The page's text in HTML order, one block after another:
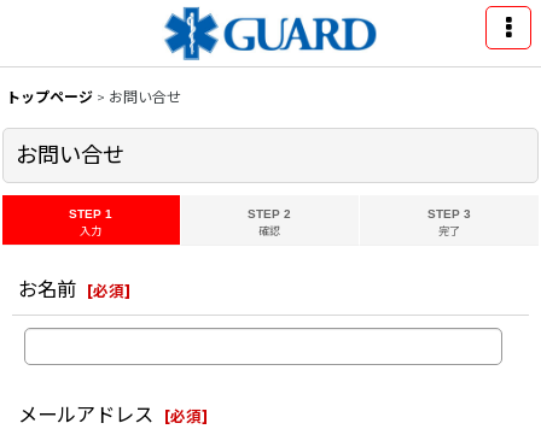
トップページ > お問い合せ
お問い合せ
STEP 1
入力
STEP 2
確認
STEP 3
完了
お名前 [必須]
メールアドレス [必須]